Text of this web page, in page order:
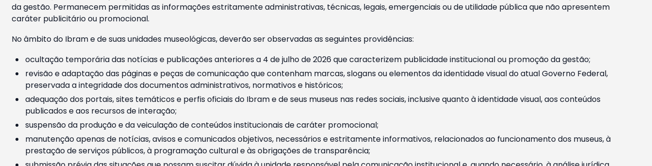
da gestão. Permanecem permitidas as informações estritamente administrativas, técnicas, legais, emergenciais ou de utilidade pública que não apresentem
caráter publicitário ou promocional.
No âmbito do Ibram e de suas unidades museológicas, deverão ser observadas as seguintes providências:
ocultação temporária das notícias e publicações anteriores a 4 de julho de 2026 que caracterizem publicidade institucional ou promoção da gestão;
revisão e adaptação das páginas e peças de comunicação que contenham marcas, slogans ou elementos da identidade visual do atual Governo Federal,
preservada a integridade dos documentos administrativos, normativos e históricos;
adequação dos portais, sites temáticos e perfis oficiais do Ibram e de seus museus nas redes sociais, inclusive quanto à identidade visual, aos conteúdos
publicados e aos recursos de interação;
suspensão da produção e da veiculação de conteúdos institucionais de caráter promocional;
manutenção apenas de notícias, avisos e comunicados objetivos, necessários e estritamente informativos, relacionados ao funcionamento dos museus, à
prestação de serviços públicos, à programação cultural e às obrigações de transparência;